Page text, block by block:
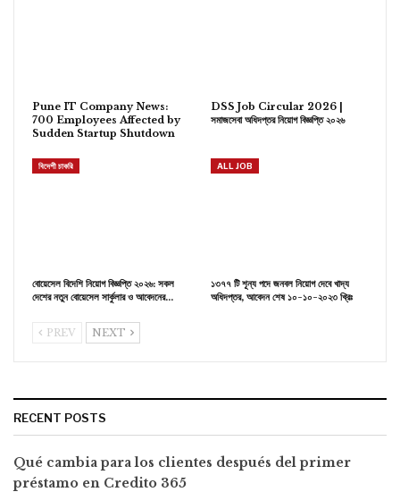
Pune IT Company News:
700 Employees Affected by
Sudden Startup Shutdown
DSS Job Circular 2026 |
সমাজসেবা অধিদপ্তর নিয়োগ বিজ্ঞপ্তি ২০২৬
বিদেশী চাকরি
বোয়েসেল বিদেশি নিয়োগ বিজ্ঞপ্তি ২০২৬: সকল
দেশের নতুন বোয়েসেল সার্কুলার ও আবেদনের…
ALL JOB
১৩৭৭ টি শূন্য পদে জনবল নিয়োগ দেবে খাদ্য
অধিদপ্তর, আবেদন শেষ ১০-১০-২০২৩ খ্রিঃ
PREV NEXT
RECENT POSTS
Qué cambia para los clientes después del primer
préstamo en Credito 365